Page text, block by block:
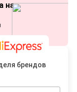
на
брендов